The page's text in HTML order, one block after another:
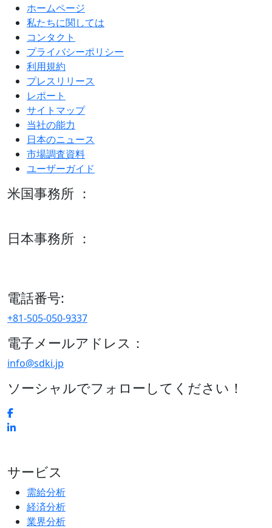
ホームページ
私たちに関しては
コンタクト
プライバシーポリシー
利用規約
プレスリリース
レポート
サイトマップ
当社の能力
日本のニュース
市場調査資料
ユーザーガイド
米国事務所 ：
日本事務所 ：
電話番号:
+81-505-050-9337
電子メールアドレス：
info@sdki.jp
ソーシャルでフォローしてください！
サービス
需給分析
経済分析
業界分析